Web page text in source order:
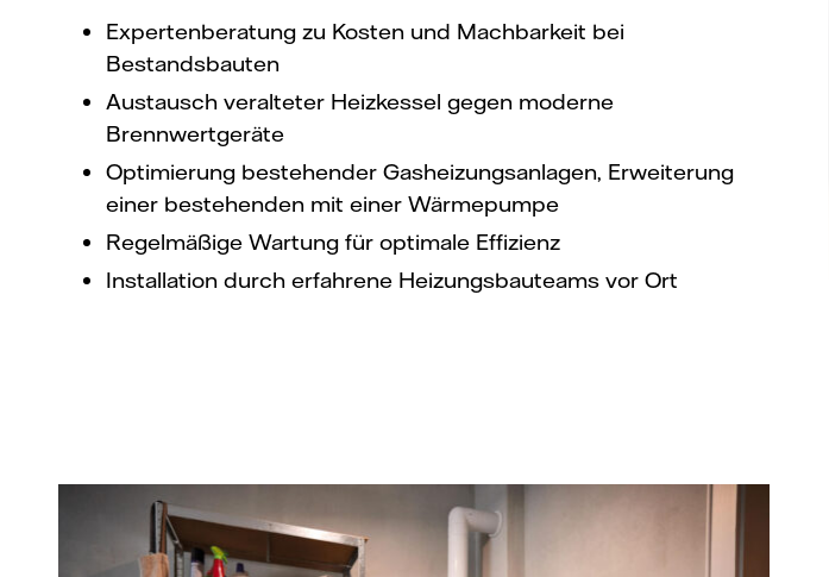
Expertenberatung zu Kosten und Machbarkeit bei
Bestandsbauten
Austausch veralteter Heizkessel gegen moderne
Brennwertgeräte
Optimierung bestehender Gasheizungsanlagen, Erweiterung
einer bestehenden mit einer Wärmepumpe
Regelmäßige Wartung für optimale Effizienz
Installation durch erfahrene Heizungsbauteams vor Ort